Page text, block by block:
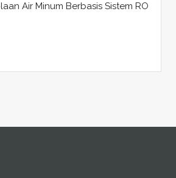
Air Minum Berbasis Sistem RO